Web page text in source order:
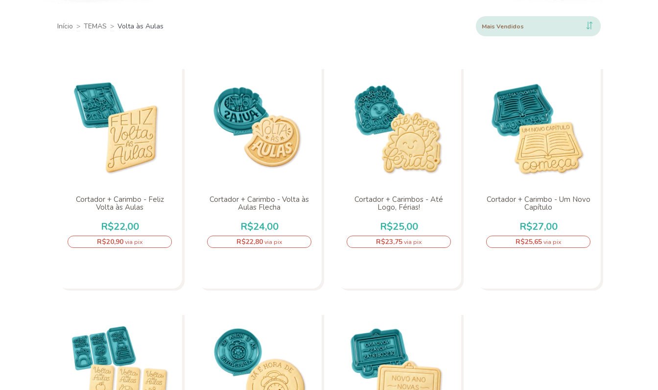
Início > TEMAS > Volta às Aulas
Cortador + Carimbo - Feliz
Volta às Aulas
R$22,00
R$20,90via pix
Cortador + Carimbo - Volta às
Aulas Flecha
R$24,00
R$22,80via pix
Cortador + Carimbos - Até
Logo, Férias!
R$25,00
R$23,75via pix
Cortador + Carimbo - Um Novo
Capítulo
R$27,00
R$25,65via pix